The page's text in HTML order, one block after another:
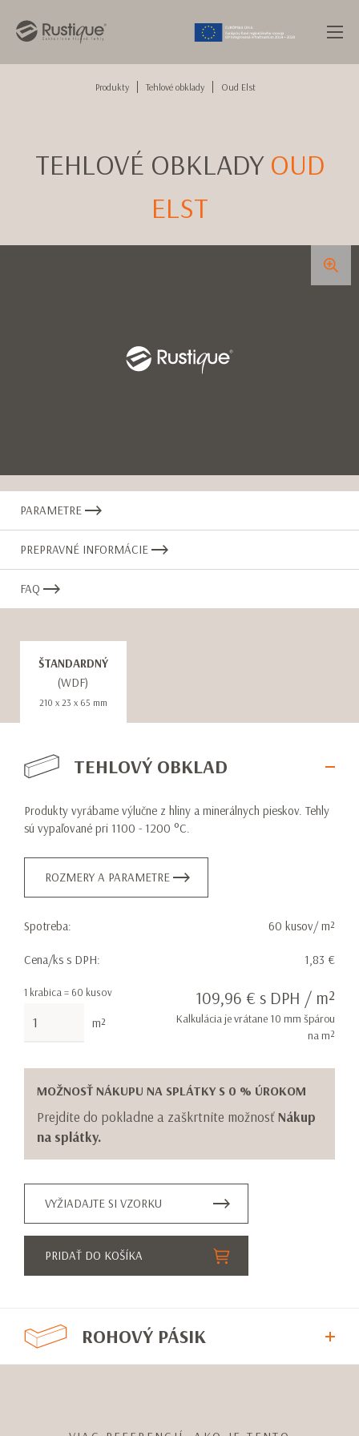
Produkty Tehlové obklady Oud Elst
TEHLOVÉ OBKLADY OUD
ELST
PARAMETRE
PREPRAVNÉ INFORMÁCIE
FAQ
ŠTANDARDNÝ
(WDF)
210 x 23 x 65 mm
TEHLOVÝ OBKLAD
Produkty vyrábame výlučne z hliny a minerálnych pieskov. Tehly
sú vypaľované pri 1100 - 1200 °C.
ROZMERY A PARAMETRE
Spotreba: 60 kusov/ m²
Cena/ks s DPH: 1,83 €
1 krabica = 60 kusov
m²
109,96 € s DPH / m²
Kalkulácia je vrátane 10 mm špárou
na m²
MOŽNOSŤ NÁKUPU NA SPLÁTKY S 0 % ÚROKOM
Prejdite do pokladne a zaškrtnite možnosťNákup
na splátky.
VYŽIADAJTE SI VZORKU
PRIDAŤ DO KOŠÍKA
ROHOVÝ PÁSIK